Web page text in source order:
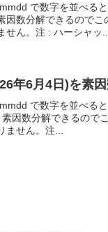
で数字を並べる
因数分解できるので
せん。注 : ハーシャッ...
年6月4日)を素
で数字を並べる
因数分解できるので
ません。注...